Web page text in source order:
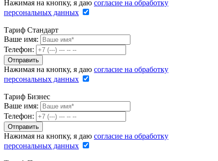
Нажимая на кнопку, я даю согласие на обработку
персональных данных
Тариф Стандарт
Ваше имя:
Телефон:
Нажимая на кнопку, я даю согласие на обработку
персональных данных
Тариф Бизнес
Ваше имя:
Телефон:
Нажимая на кнопку, я даю согласие на обработку
персональных данных